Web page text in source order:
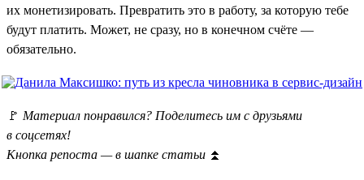
их монетизировать. Превратить это в работу, за которую тебе
будут платить. Может, не сразу, но в конечном счёте —
обязательно.
🚩 Материал понравился? Поделитесь им с друзьями
в соцсетях!
Кнопка репоста — в шапке статьи ⏫